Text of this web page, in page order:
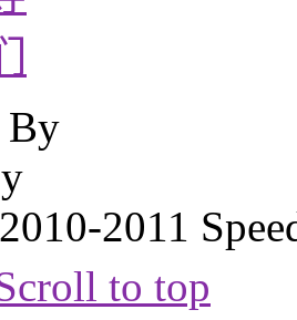
By
2011
to top